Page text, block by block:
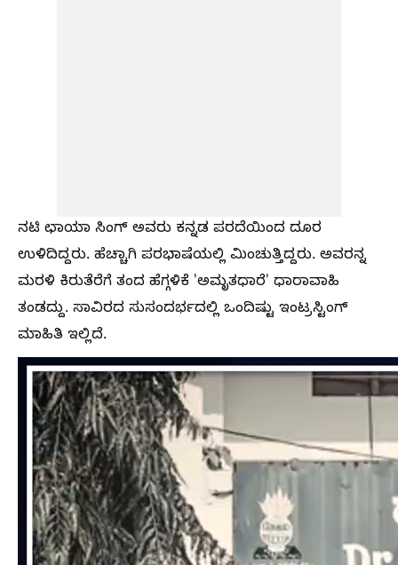
ನಟಿ ಛಾಯಾ ಸಿಂಗ್‌ ಅವರು ಕನ್ನಡ ಪರದೆಯಿಂದ ದೂರ
ಉಳಿದಿದ್ದರು. ಹೆಚ್ಚಾಗಿ ಪರಭಾಷೆಯಲ್ಲಿ ಮಿಂಚುತ್ತಿದ್ದರು. ಅವರನ್ನ
ಮರಳಿ ಕಿರುತೆರೆಗೆ ತಂದ ಹೆಗ್ಗಳಿಕೆ 'ಅಮೃತಧಾರೆ' ಧಾರಾವಾಹಿ
ತಂಡದ್ದು. ಸಾವಿರದ ಸುಸಂದರ್ಭದಲ್ಲಿ ಒಂದಿಷ್ಟು ಇಂಟ್ರಸ್ಟಿಂಗ್‌
ಮಾಹಿತಿ ಇಲ್ಲಿದೆ.